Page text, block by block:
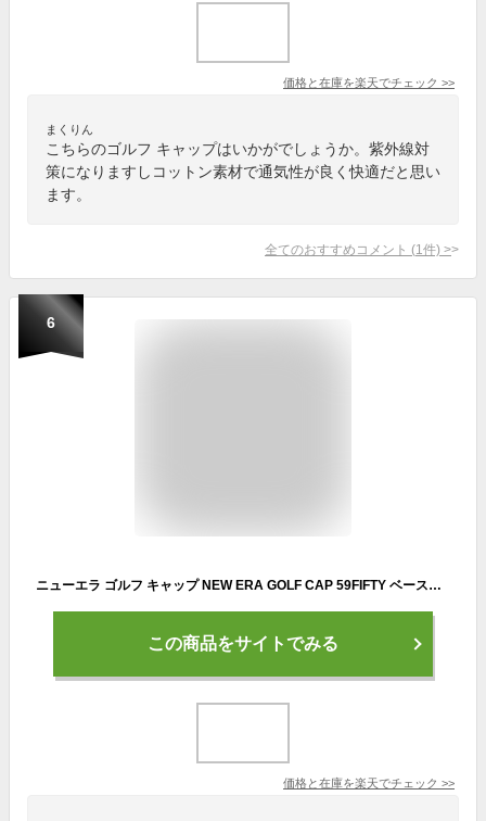
価格と在庫を楽天でチェック >>
まくりん
こちらのゴルフ キャップはいかがでしょうか。紫外線対
策になりますしコットン素材で通気性が良く快適だと思い
ます。
全てのおすすめコメント (1 件) >
6
ニューエラ ゴルフ キャップ NEW ERA GOLF CAP 59FIFTY ベースボールキャップ メンズ レディース 帽子 黒 ベージュ ナイロン ゴアテックス 大きいサイズ ブランド 深め おしゃれ かっこいい 人気 春 夏 秋 冬 ニューエラー 正規品 ユニセックス 男女兼用 オールシーズン
この商品をサイトでみる
価格と在庫を楽天でチェック >>